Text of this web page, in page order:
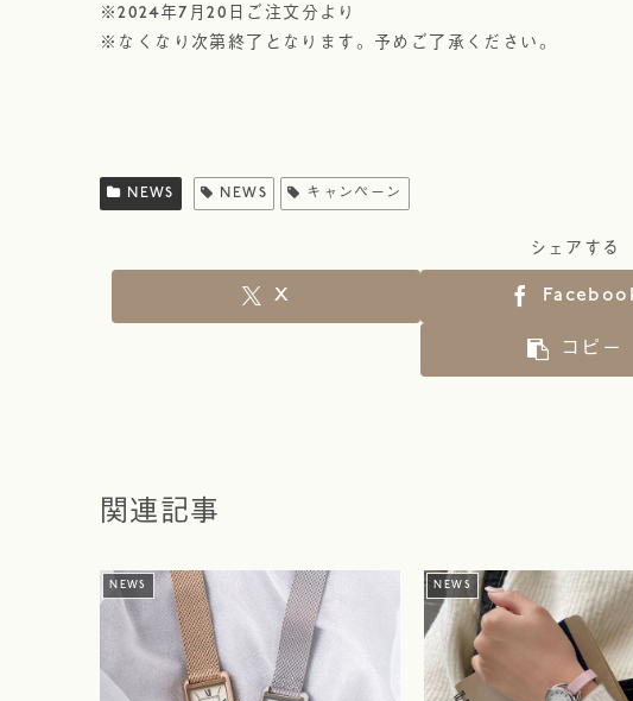
※2024年7月20日ご注文分より
※なくなり次第終了となります。予めご了承ください。
NEWS NEWS キャンペーン
シェアする
X
コピー
関連記事
NEWS NEWS